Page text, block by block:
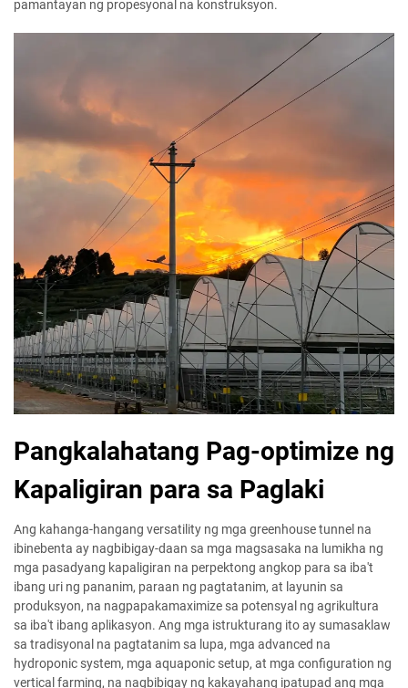
pamantayan ng propesyonal na konstruksyon.
Pangkalahatang Pag-optimize ng
Kapaligiran para sa Paglaki
Ang kahanga-hangang versatility ng mga greenhouse tunnel na
ibinebenta ay nagbibigay-daan sa mga magsasaka na lumikha ng
mga pasadyang kapaligiran na perpektong angkop para sa iba't
ibang uri ng pananim, paraan ng pagtatanim, at layunin sa
produksyon, na nagpapakamaximize sa potensyal ng agrikultura
sa iba't ibang aplikasyon. Ang mga istrukturang ito ay sumasaklaw
sa tradisyonal na pagtatanim sa lupa, mga advanced na
hydroponic system, mga aquaponic setup, at mga configuration ng
vertical farming, na nagbibigay ng kakayahang ipatupad ang mga